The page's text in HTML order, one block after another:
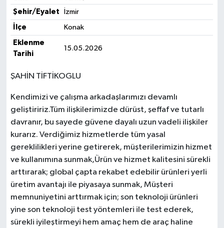
Şehir/Eyalet İzmir
İlçe Konak
Eklenme
Tarihi
15.05.2026
ŞAHİN TİFTİKOGLU
Kendimizi ve çalışma arkadaşlarımızı devamlı
geliştiririz.Tüm ilişkilerimizde dürüst, şeffaf ve tutarlı
davranır, bu sayede güvene dayalı uzun vadeli ilişkiler
kurarız. Verdiğimiz hizmetlerde tüm yasal
gereklilikleri yerine getirerek, müşterilerimizin hizmet
ve kullanımına sunmak,Ürün ve hizmet kalitesini sürekli
arttırarak; global çapta rekabet edebilir ürünleri yerli
üretim avantajı ile piyasaya sunmak, Müşteri
memnuniyetini arttırmak için; son teknoloji ürünleri
yine son teknoloji test yöntemleri ile test ederek,
sürekli iyileştirmeyi hem amaç hem de araç haline